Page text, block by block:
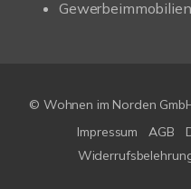
Gewerbeimmobilien
© Wohnen im Norden
Impressum
AGB